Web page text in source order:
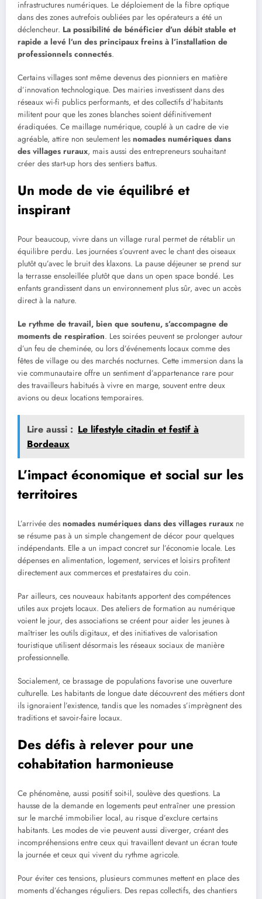
infrastructures numériques. Le déploiement de la fibre optique
dans des zones autrefois oubliées par les opérateurs a été un
déclencheur. La possibilité de bénéficier d’un débit stable et
rapide a levé l’un des principaux freins à l’installation de
professionnels connectés.
Certains villages sont même devenus des pionniers en matière
d’innovation technologique. Des mairies investissent dans des
réseaux wi-fi publics performants, et des collectifs d’habitants
militent pour que les zones blanches soient définitivement
éradiquées. Ce maillage numérique, couplé à un cadre de vie
agréable, attire non seulement les nomades numériques dans
des villages ruraux, mais aussi des entrepreneurs souhaitant
créer des start-up hors des sentiers battus.
Un mode de vie équilibré et
inspirant
Pour beaucoup, vivre dans un village rural permet de rétablir un
équilibre perdu. Les journées s’ouvrent avec le chant des oiseaux
plutôt qu’avec le bruit des klaxons. La pause déjeuner se prend sur
la terrasse ensoleillée plutôt que dans un open space bondé. Les
enfants grandissent dans un environnement plus sûr, avec un accès
direct à la nature.
Le rythme de travail, bien que soutenu, s’accompagne de
moments de respiration. Les soirées peuvent se prolonger autour
d’un feu de cheminée, ou lors d’événements locaux comme des
fêtes de village ou des marchés nocturnes. Cette immersion dans la
vie communautaire offre un sentiment d’appartenance rare pour
des travailleurs habitués à vivre en marge, souvent entre deux
avions ou deux locations temporaires.
Lire aussi : Le lifestyle citadin et festif à
Bordeaux
L’impact économique et social sur les
territoires
L’arrivée des nomades numériques dans des villages ruraux ne
se résume pas à un simple changement de décor pour quelques
indépendants. Elle a un impact concret sur l’économie locale. Les
dépenses en alimentation, logement, services et loisirs profitent
directement aux commerces et prestataires du coin.
Par ailleurs, ces nouveaux habitants apportent des compétences
utiles aux projets locaux. Des ateliers de formation au numérique
voient le jour, des associations se créent pour aider les jeunes à
maîtriser les outils digitaux, et des initiatives de valorisation
touristique utilisent désormais les réseaux sociaux de manière
professionnelle.
Socialement, ce brassage de populations favorise une ouverture
culturelle. Les habitants de longue date découvrent des métiers dont
ils ignoraient l’existence, tandis que les nomades s’imprègnent des
traditions et savoir-faire locaux.
Des défis à relever pour une
cohabitation harmonieuse
Ce phénomène, aussi positif soit-il, soulève des questions. La
hausse de la demande en logements peut entraîner une pression
sur le marché immobilier local, au risque d’exclure certains
habitants. Les modes de vie peuvent aussi diverger, créant des
incompréhensions entre ceux qui travaillent devant un écran toute
la journée et ceux qui vivent du rythme agricole.
Pour éviter ces tensions, plusieurs communes mettent en place des
moments d’échanges réguliers. Des repas collectifs, des chantiers